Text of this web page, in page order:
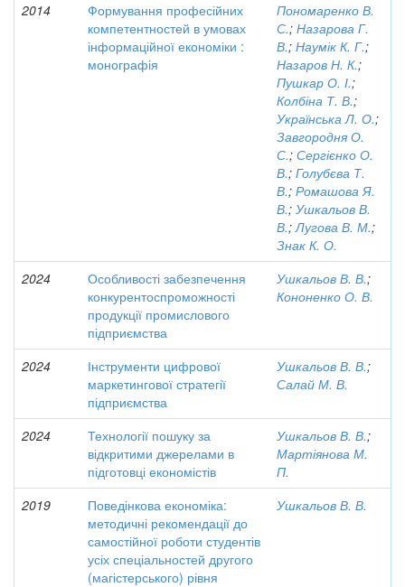
2014
Формування професійних
компетентностей в умовах
інформаційної економіки :
монографія
Пономаренко В.
С.; Назарова Г.
В.; Наумік К. Г.;
Назаров Н. К.;
Пушкар О. І.;
Колбіна Т. В.;
Українська Л. О.;
Завгородня О.
С.; Сергієнко О.
В.; Голубєва Т.
В.; Ромашова Я.
В.; Ушкальов В.
В.;Лугова В. М.;
Знак К. О.
2024
Особливості забезпечення
конкурентоспроможності
продукції промислового
підприємства
Ушкальов В. В.;
Кононенко О. В.
2024
Інструменти цифрової
маркетингової стратегії
підприємства
Ушкальов В. В.;
Салай М. В.
2024
Технології пошуку за
відкритими джерелами в
підготовці економістів
Ушкальов В. В.;
Мартіянова М.
П.
2019
Поведінкова економіка:
методичні рекомендації до
самостійної роботи студентів
усіх спеціальностей другого
(магістерського) рівня
Ушкальов В. В.